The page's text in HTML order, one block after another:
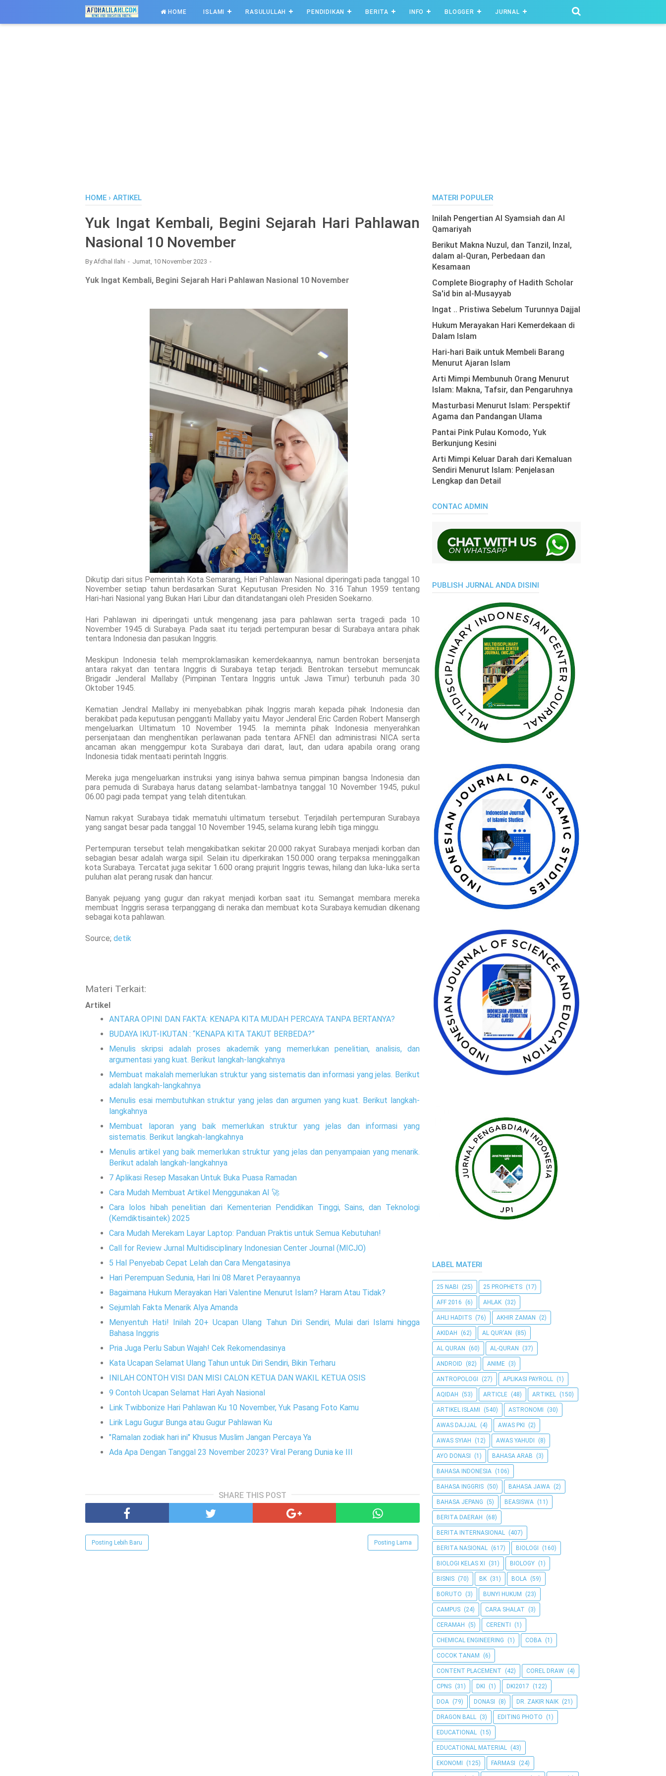
HOME ISLAMI RASULULLAH PENDIDIKAN BERITA INFO BLOGGER JURNAL
HOME › ARTIKEL
Yuk Ingat Kembali, Begini Sejarah Hari Pahlawan
Nasional 10 November
ByAfdhal Ilahi Jumat, 10 November 2023
Yuk Ingat Kembali, Begini Sejarah Hari Pahlawan Nasional 10 November
Dikutip dari situs Pemerintah Kota Semarang, Hari Pahlawan Nasional diperingati pada tanggal 10
November setiap tahun berdasarkan Surat Keputusan Presiden No. 316 Tahun 1959 tentang
Hari-hari Nasional yang Bukan Hari Libur dan ditandatangani oleh Presiden Soekarno.
Hari Pahlawan ini diperingati untuk mengenang jasa para pahlawan serta tragedi pada 10
November 1945 di Surabaya. Pada saat itu terjadi pertempuran besar di Surabaya antara pihak
tentara Indonesia dan pasukan Inggris.
Meskipun Indonesia telah memproklamasikan kemerdekaannya, namun bentrokan bersenjata
antara rakyat dan tentara Inggris di Surabaya tetap terjadi. Bentrokan tersebut memuncak
Brigadir Jenderal Mallaby (Pimpinan Tentara Inggris untuk Jawa Timur) terbunuh pada 30
Oktober 1945.
Kematian Jendral Mallaby ini menyebabkan pihak Inggris marah kepada pihak Indonesia dan
berakibat pada keputusan pengganti Mallaby yaitu Mayor Jenderal Eric Carden Robert Mansergh
mengeluarkan Ultimatum 10 November 1945. Ia meminta pihak Indonesia menyerahkan
persenjataan dan menghentikan perlawanan pada tentara AFNEI dan administrasi NICA serta
ancaman akan menggempur kota Surabaya dari darat, laut, dan udara apabila orang orang
Indonesia tidak mentaati perintah Inggris.
Mereka juga mengeluarkan instruksi yang isinya bahwa semua pimpinan bangsa Indonesia dan
para pemuda di Surabaya harus datang selambat-lambatnya tanggal 10 November 1945, pukul
06.00 pagi pada tempat yang telah ditentukan.
Namun rakyat Surabaya tidak mematuhi ultimatum tersebut. Terjadilah pertempuran Surabaya
yang sangat besar pada tanggal 10 November 1945, selama kurang lebih tiga minggu.
Pertempuran tersebut telah mengakibatkan sekitar 20.000 rakyat Surabaya menjadi korban dan
sebagian besar adalah warga sipil. Selain itu diperkirakan 150.000 orang terpaksa meninggalkan
kota Surabaya. Tercatat juga sekitar 1.600 orang prajurit Inggris tewas, hilang dan luka-luka serta
puluhan alat perang rusak dan hancur.
Banyak pejuang yang gugur dan rakyat menjadi korban saat itu. Semangat membara mereka
membuat Inggris serasa terpanggang di neraka dan membuat kota Surabaya kemudian dikenang
sebagai kota pahlawan.
Source; detik
Materi Terkait:
Artikel
ANTARA OPINI DAN FAKTA: KENAPA KITA MUDAH PERCAYA TANPA BERTANYA?
BUDAYA IKUT-IKUTAN : “KENAPA KITA TAKUT BERBEDA?”
Menulis skripsi adalah proses akademik yang memerlukan penelitian, analisis, dan
argumentasi yang kuat. Berikut langkah-langkahnya
Membuat makalah memerlukan struktur yang sistematis dan informasi yang jelas. Berikut
adalah langkah-langkahnya
Menulis esai membutuhkan struktur yang jelas dan argumen yang kuat. Berikut langkah-
langkahnya
Membuat laporan yang baik memerlukan struktur yang jelas dan informasi yang
sistematis. Berikut langkah-langkahnya
Menulis artikel yang baik memerlukan struktur yang jelas dan penyampaian yang menarik.
Berikut adalah langkah-langkahnya
7 Aplikasi Resep Masakan Untuk Buka Puasa Ramadan
Cara Mudah Membuat Artikel Menggunakan AI 🚀
Cara lolos hibah penelitian dari Kementerian Pendidikan Tinggi, Sains, dan Teknologi
(Kemdiktisaintek) 2025
Cara Mudah Merekam Layar Laptop: Panduan Praktis untuk Semua Kebutuhan!
Call for Review Jurnal Multidisciplinary Indonesian Center Journal (MICJO)
5 Hal Penyebab Cepat Lelah dan Cara Mengatasinya
Hari Perempuan Sedunia, Hari Ini 08 Maret Perayaannya
Bagaimana Hukum Merayakan Hari Valentine Menurut Islam? Haram Atau Tidak?
Sejumlah Fakta Menarik Alya Amanda
Menyentuh Hati! Inilah 20+ Ucapan Ulang Tahun Diri Sendiri, Mulai dari Islami hingga
Bahasa Inggris
Pria Juga Perlu Sabun Wajah! Cek Rekomendasinya
Kata Ucapan Selamat Ulang Tahun untuk Diri Sendiri, Bikin Terharu
INILAH CONTOH VISI DAN MISI CALON KETUA DAN WAKIL KETUA OSIS
9 Contoh Ucapan Selamat Hari Ayah Nasional
Link Twibbonize Hari Pahlawan Ku 10 November, Yuk Pasang Foto Kamu
Lirik Lagu Gugur Bunga atau Gugur Pahlawan Ku
"Ramalan zodiak hari ini" Khusus Muslim Jangan Percaya Ya
Ada Apa Dengan Tanggal 23 November 2023? Viral Perang Dunia ke III
SHARE THIS POST
Posting Lebih Baru Posting Lama
MATERI POPULER
Inilah Pengertian Al Syamsiah dan Al
Qamariyah
Berikut Makna Nuzul, dan Tanzil, Inzal,
dalam al-Quran, Perbedaan dan
Kesamaan
Complete Biography of Hadith Scholar
Sa'id bin al-Musayyab
Ingat .. Pristiwa Sebelum Turunnya Dajjal
Hukum Merayakan Hari Kemerdekaan di
Dalam Islam
Hari-hari Baik untuk Membeli Barang
Menurut Ajaran Islam
Arti Mimpi Membunuh Orang Menurut
Islam: Makna, Tafsir, dan Pengaruhnya
Masturbasi Menurut Islam: Perspektif
Agama dan Pandangan Ulama
Pantai Pink Pulau Komodo, Yuk
Berkunjung Kesini
Arti Mimpi Keluar Darah dari Kemaluan
Sendiri Menurut Islam: Penjelasan
Lengkap dan Detail
CONTAC ADMIN
PUBLISH JURNAL ANDA DISINI
LABEL MATERI
25 NABI (25) 25 PROPHETS (17)
AFF 2016 (6) AHLAK (32)
AHLI HADITS (76) AKHIR ZAMAN (2)
AKIDAH (62) AL QUR'AN (85)
AL QURAN (60) AL-QURAN (37)
ANDROID (82) ANIME (3)
ANTROPOLOGI (27) APLIKASI PAYROLL (1)
AQIDAH (53) ARTICLE (48) ARTIKEL (150)
ARTIKEL ISLAMI (540) ASTRONOMI (30)
AWAS DAJJAL (4) AWAS PKI (2)
AWAS SYIAH (12) AWAS YAHUDI (8)
AYO DONASI (1) BAHASA ARAB (3)
BAHASA INDONESIA (106)
BAHASA INGGRIS (50) BAHASA JAWA (2)
BAHASA JEPANG (5) BEASISWA (11)
BERITA DAERAH (68)
BERITA INTERNASIONAL (407)
BERITA NASIONAL (617) BIOLOGI (160)
BIOLOGI KELAS XI (31) BIOLOGY (1)
BISNIS (70) BK (31) BOLA (59)
BORUTO (3) BUNYI HUKUM (23)
CAMPUS (24) CARA SHALAT (3)
CERAMAH (5) CERENTI (1)
CHEMICAL ENGINEERING (1) COBA (1)
COCOK TANAM (6)
CONTENT PLACEMENT (42) COREL DRAW (4)
CPNS (31) DKI (1) DKI2017 (122)
DOA (79) DONASI (8) DR. ZAKIR NAIK (21)
DRAGON BALL (3) EDITING PHOTO (1)
EDUCATIONAL (15)
EDUCATIONAL MATERIAL (43)
EKONOMI (125) FARMASI (24)